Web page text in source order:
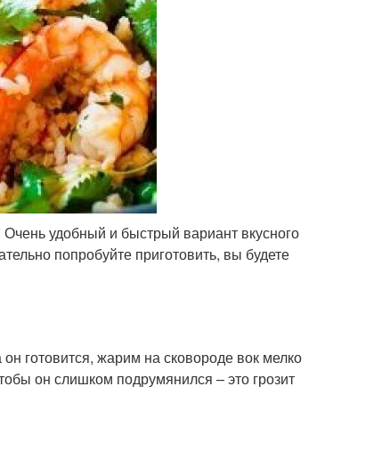
удобный и быстрый вариант вкусного
попробуйте приготовить, вы будете
готовится, жарим на сковороде вок мелко
он слишком подрумянился – это грозит